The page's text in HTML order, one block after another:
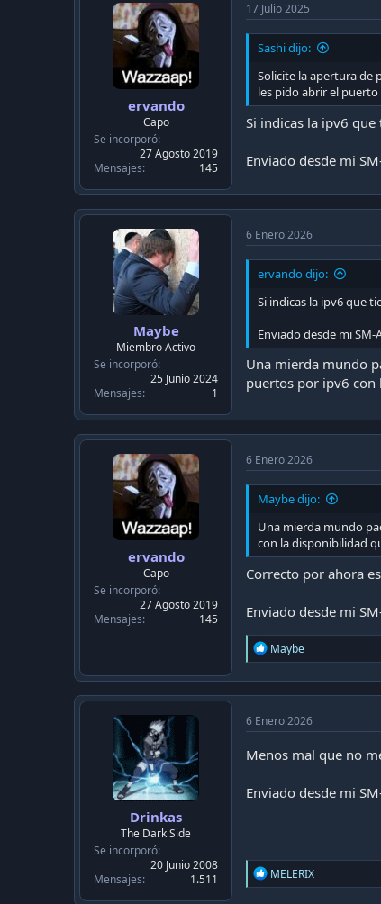
ervando
Capo
Se incorporó
27 Agosto 2019
Mensajes
145
17 Julio 2025
Sashi dijo:
Solicite la apertura de
les pido abrir el
Si indicas la ipv6 que
Enviado desde mi
Maybe
Miembro Activo
Se incorporó
25 Junio 2024
Mensajes
1
6 Enero 2026
ervando dijo:
Si indicas la ipv6 que
Enviado desde mi
Una mierda mundo
puertos por ipv6 con
ervando
Capo
Se incorporó
27 Agosto 2019
Mensajes
145
6 Enero 2026
Maybe dijo:
Una mierda mundo
con la disponibilidad
Correcto por ahora
Enviado desde mi
R
e
i
o
s
Maybe
Drinkas
The Dark Side
Se incorporó
20 Junio 2008
Mensajes
1.511
6 Enero 2026
Menos mal que no
Enviado desde mi
R
e
MELERIX